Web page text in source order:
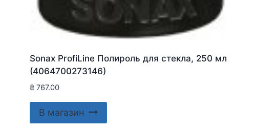
Sonax ProfiLine Полироль для стекла, 250 мл
(4064700273146)
₴767.00
В магазин